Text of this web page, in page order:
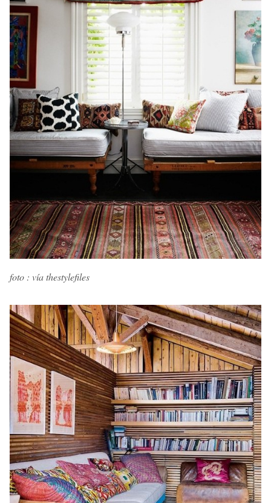
foto : vía thestylefiles